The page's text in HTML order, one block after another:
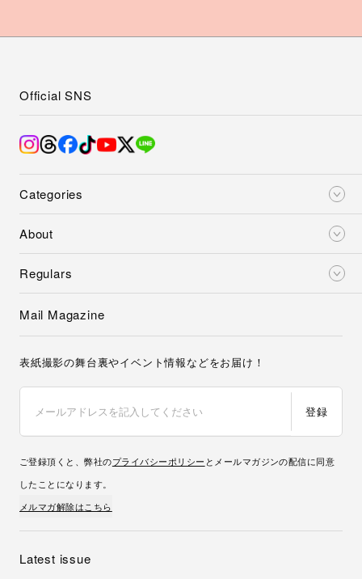
Categories
About
Regulars
Official SNS
Mail Magazine
表紙撮影の舞台裏やイベント情報などをお届け！
登録
ご登録頂くと、弊社のプライバシーポリシー とメールマガジンの配信に同意
したことになります。
メルマガ解除はこちら
Latest issue